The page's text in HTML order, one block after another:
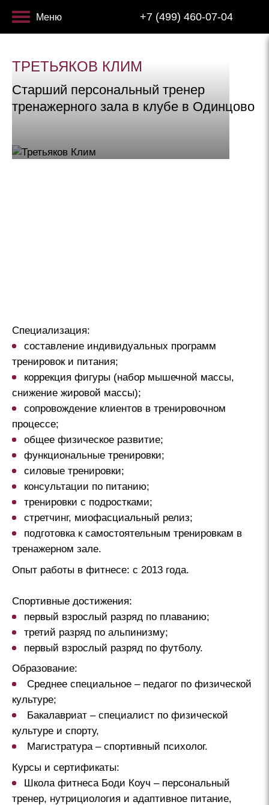
+7 (499) 460-07-04
Меню
ТРЕТЬЯКОВ КЛИМ
Старший персональный тренер
тренажерного зала в клубе в Одинцово
Специализация:
составление индивидуальных программ
тренировок и питания;
коррекция фигуры (набор мышечной массы,
снижение жировой массы);
сопровождение клиентов в тренировочном
процессе;
общее физическое развитие;
функциональные тренировки;
силовые тренировки;
консультации по питанию;
тренировки с подростками;
стретчинг, миофасциальный релиз;
подготовка к самостоятельным тренировкам в
тренажерном зале.
Опыт работы в фитнесе: с 2013 года.
Спортивные достижения:
первый взрослый разряд по плаванию;
третий разряд по альпинизму;
первый взрослый разряд по футболу.
Образование:
Среднее специальное – педагог по физической
культуре;
Бакалавриат – специалист по физической
культуре и спорту,
Магистратура – спортивный психолог.
Курсы и сертификаты:
Школа фитнеса Боди Коуч – персональный
тренер, нутрициология и адаптивное питание,